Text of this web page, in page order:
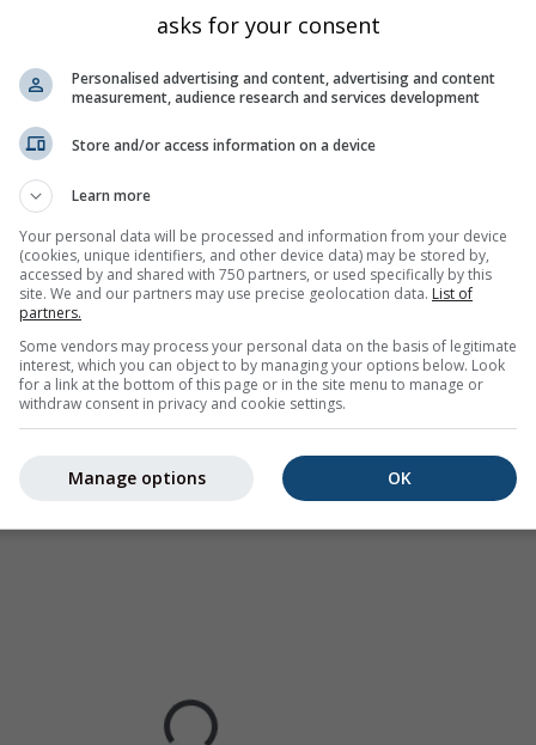
Moderat Stark Sehr schwer Hagel
9.09°O. Diese Animation zeigt das
eine2h-Vorhersage
. Orange Kreuze zeigen Blitze an. Daten
USA, Europa, Australien). Nieselregen oder leichter
Die Niederschlagsintensität
ist farbcodiert und reicht von
für 46.91°N 9.09°O
asks for your consent
Personalised advertising and content, advertising and content
measurement, audience research and services development
Store and/or access information on a device
Learn more
Your personal data will be processed and information from your device
(cookies, unique identifiers, and other device data) may be stored by,
accessed by and shared with 750 partners, or used specifically by this
site. We and our partners may use precise geolocation data. List of
partners.
Some vendors may process your personal data on the basis of legitimate
interest, which you can object to by managing your options below. Look
for a link at the bottom of this page or in the site menu to manage or
withdraw consent in privacy and cookie settings.
OK
Manage options